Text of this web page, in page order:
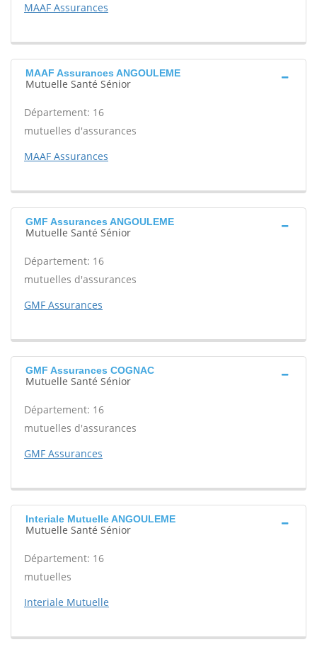
MAAF Assurances
MAAF Assurances ANGOULEME
Mutuelle Santé Sénior
Département: 16
mutuelles d'assurances
MAAF Assurances
GMF Assurances ANGOULEME
Mutuelle Santé Sénior
Département: 16
mutuelles d'assurances
GMF Assurances
GMF Assurances COGNAC
Mutuelle Santé Sénior
Département: 16
mutuelles d'assurances
GMF Assurances
Interiale Mutuelle ANGOULEME
Mutuelle Santé Sénior
Département: 16
mutuelles
Interiale Mutuelle